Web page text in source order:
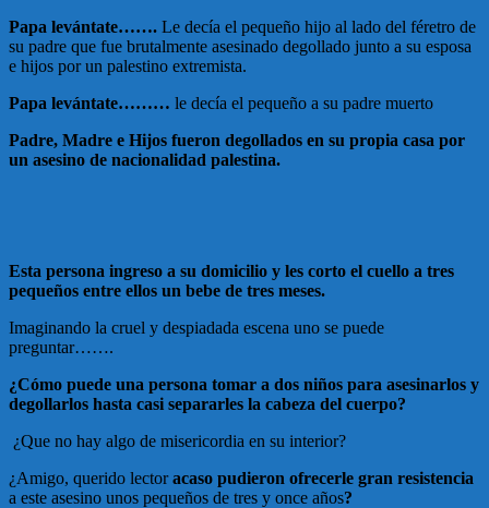
Papa levántate……. Le decía el pequeño hijo al lado del féretro de
su padre que fue brutalmente asesinado degollado junto a su esposa
e hijos por un palestino extremista.
Papa levántate……… le decía el pequeño a su padre muerto
Padre, Madre e Hijos fueron degollados en su propia casa por
un asesino de nacionalidad palestina.
Esta persona ingreso a su domicilio y les corto el cuello a tres
pequeños entre ellos un bebe de tres meses.
Imaginando la cruel y despiadada escena uno se puede
preguntar…….
¿Cómo puede una persona tomar a dos niños para asesinarlos y
degollarlos hasta casi separarles la cabeza del cuerpo?
¿Que no hay algo de misericordia en su interior?
¿Amigo, querido lectoracaso pudieron ofrecerle gran resistencia
a este asesino unos pequeños de tres y once años?